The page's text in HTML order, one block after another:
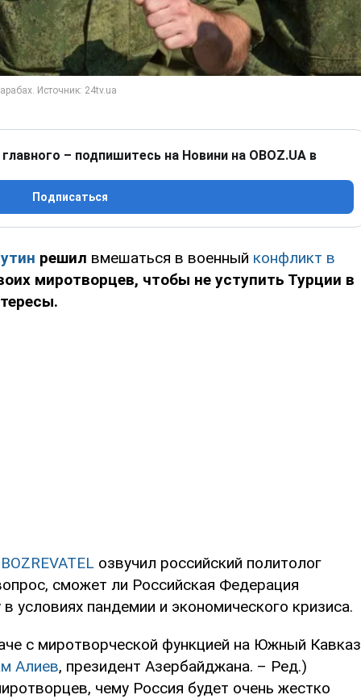
– подпишитесь на Новини на OBOZ.UA в
Подписаться
решил вмешаться в военный конфликт в
миротворцев, чтобы не уступить Турции в
озвучил российский политолог
сможет ли Российская Федерация
условиях пандемии и экономического кризиса.
с миротворческой функцией на Южный Кавказ
Алиев, президент Азербайджана. – Ред.)
чему Россия будет очень жестко